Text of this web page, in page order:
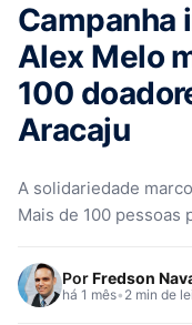
Campanha
Alex Melo
100
Aracaju
A solidariedade
Mais de 100 pessoas
PorFredson
há 1 mês• 2 min de